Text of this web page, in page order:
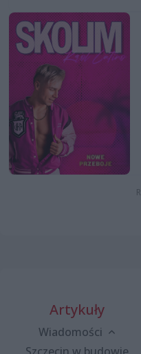
Artykuły
Wiadomości